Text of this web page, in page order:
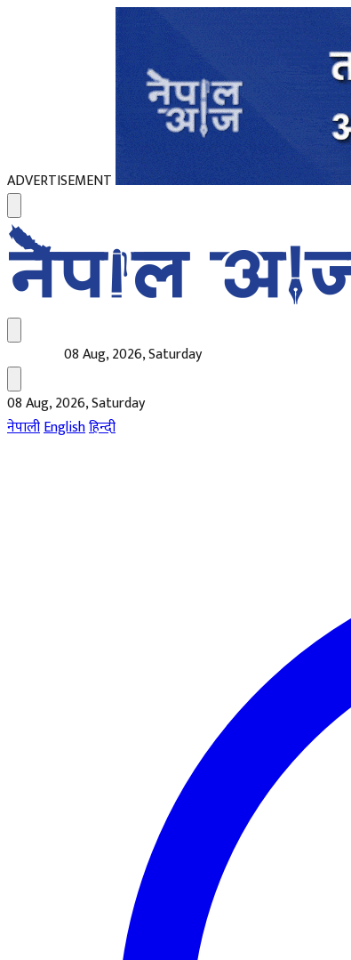
ADVERTISEMENT
08 Aug, 2026, Saturday
08 Aug, 2026, Saturday
नेपालीEnglishहिन्दी